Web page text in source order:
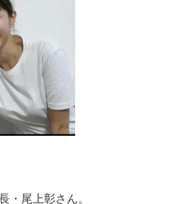
・尾上彰さん。